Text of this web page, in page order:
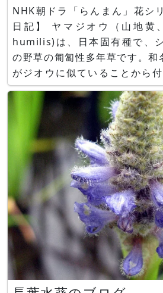
NHK朝ドラ「らんまん」花シ
日記】 ヤマジオウ（山地黄、学名: Ajugoides
humilis)は、日本固有種で、
の野草の匍匐性多年草です。和
がジオウに似ていることから付
丈5～10cmで、長い根茎があ
がります。葉は上部に２～３
い葉柄の先に付き、緑色で葉